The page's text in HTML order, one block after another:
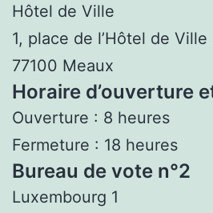
Hôtel de Ville
1, place de l’Hôtel de
77100 Meaux
Horaire d’ouverture
Ouverture : 8 heures
Fermeture : 18 heures
Bureau de vote n°2
Luxembourg 1